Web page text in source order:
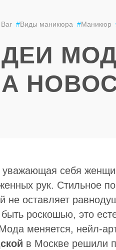
#Виды маникюра #Маникюр
себя
рук. Стильное
не оставляет
роскошью, это
меняется, нейл-
в Москве решили